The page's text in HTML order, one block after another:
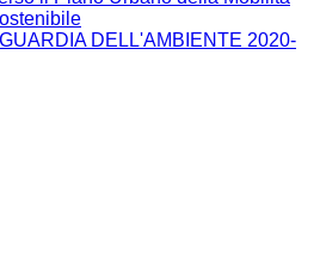
DELL'AMBIENTE 2020-